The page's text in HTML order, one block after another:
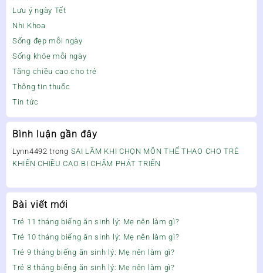
Lưu ý ngày Tết
Nhi Khoa
Sống đẹp mỗi ngày
Sống khỏe mỗi ngày
Tăng chiều cao cho trẻ
Thông tin thuốc
Tin tức
Bình luận gần đây
Lynn4492 trong SAI LẦM KHI CHỌN MÔN THỂ THAO CHO TRẺ
KHIẾN CHIỀU CAO BỊ CHẬM PHÁT TRIỂN
Bài viết mới
Trẻ 11 tháng biếng ăn sinh lý: Mẹ nên làm gì?
Trẻ 10 tháng biếng ăn sinh lý: Mẹ nên làm gì?
Trẻ 9 tháng biếng ăn sinh lý: Mẹ nên làm gì?
Trẻ 8 tháng biếng ăn sinh lý: Mẹ nên làm gì?